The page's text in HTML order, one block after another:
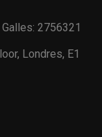
2756321
Londres, E1